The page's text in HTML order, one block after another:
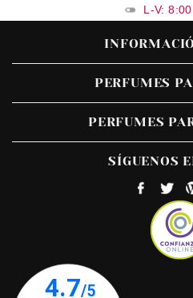
L-V:
PERFUMES
PERFUMES
SÍGUENOS